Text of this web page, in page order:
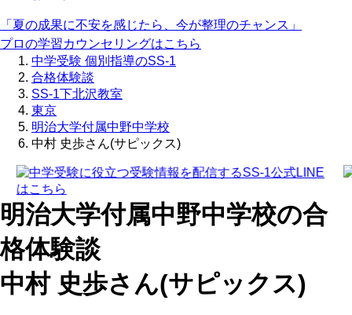
「夏の成果に不安を感じたら、今が整理のチャンス」
プロの学習カウンセリングはこちら
中学受験 個別指導のSS-1
合格体験談
SS-1下北沢教室
東京
明治大学付属中野中学校
中村 史歩さん(サピックス)
明治大学付属中野中学校の合
格体験談
中村 史歩さん(サピックス)